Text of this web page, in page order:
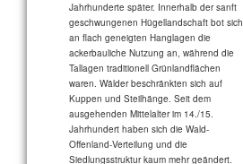
Jahrhunderte später. Innerhalb der sanft
geschwungenen Hügellandschaft bot sich
an flach geneigten Hanglagen die
ackerbauliche Nutzung an, während die
Tallagen traditionell Grünlandflächen
waren. Wälder beschränkten sich auf
Kuppen und Steilhänge. Seit dem
ausgehenden Mittelalter im 14./15.
Jahrhundert haben sich die Wald-
Offenland-Verteilung und die
Siedlungsstruktur kaum mehr geändert.